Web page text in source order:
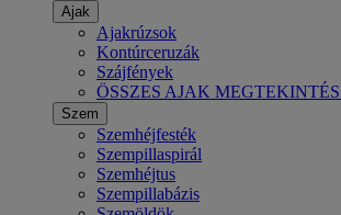
Ajak
Ajakrúzsok
Kontúrceruzák
Szájfények
ÖSSZES AJAK
Szem
Szemhéjfesték
Szempillaspirál
Szemhéjtus
Szempillabázis